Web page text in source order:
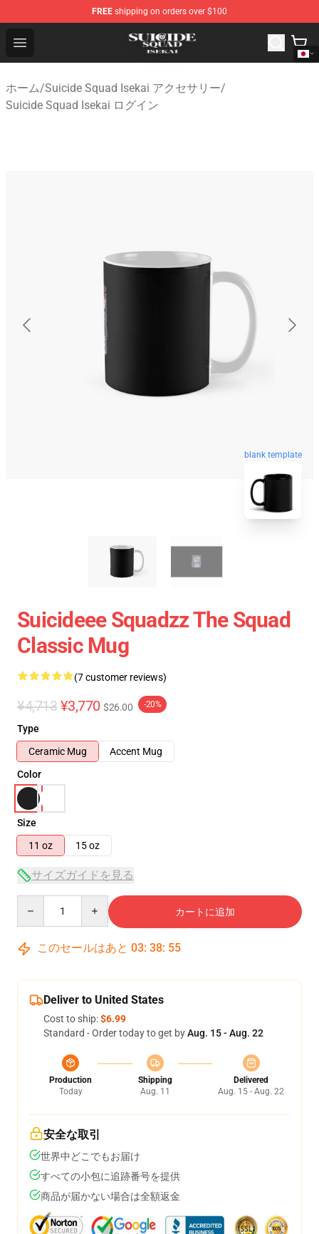
FREE shipping on orders over $100
Open menu
Suicide Squad Isekai Store - Official Suicide Squad
ホーム/Suicide Squad Isekai アクセサリー/
Suicide Squad Isekai ログイン
blank template
Suicideee Squadzz The Squad
Classic Mug
(7 customer reviews)
¥4,713 ¥3,770 $26.00 -20%
Type
Ceramic Mug
Accent Mug
Color
Size
11 oz
15 oz
サイズガイドを見る
カートに追加
このセールはあと 03: 38: 54
Deliver to United States
Cost to ship:$6.99
Standard - Order today to get byAug. 15 - Aug. 22
Production
Today
Shipping
Aug. 11
Delivered
Aug. 15 - Aug. 22
安全な取引
世界中どこでもお届け
すべての小包に追跡番号を提供
商品が届かない場合は全額返金